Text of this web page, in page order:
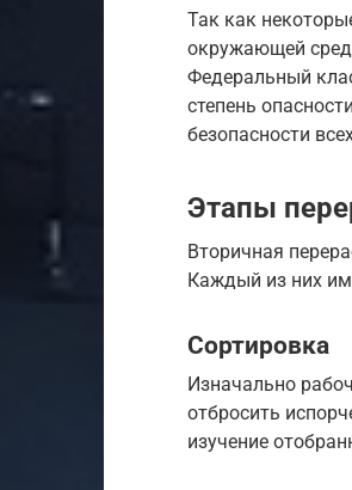
Так как
окружающей
Федеральный
степень
безопасности
Этапы
Вторичная
Каждый из них
Сортировка
Изначально
отбросить
изучение